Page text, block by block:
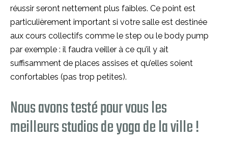
réussir seront nettement plus faibles. Ce point est
particulièrement important si votre salle est destinée
aux cours collectifs comme le step ou le body pump
par exemple : il faudra veiller à ce qu’il y ait
suffisamment de places assises et qu’elles soient
confortables (pas trop petites).
Nous avons testé pour vous les
meilleurs studios de yoga de la ville !